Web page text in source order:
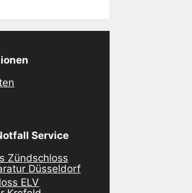
Service
Zündschloss
Düsseldorf
ELV